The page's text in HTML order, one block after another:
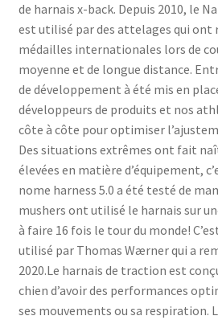
de harnais x-back. Depuis 2010, le
est utilisé par des attelages qui ont
médailles internationales lors de
moyenne et de longue distance.
de développement à été mis en
développeurs de produits et nos
côte à côte pour optimiser
Des situations extrêmes ont fait
élevées en matière d’équipement,
nome harness 5.0 a été testé de
mushers ont utilisé le harnais sur
à faire 16 fois le tour du monde!
utilisé par Thomas Wærner qui a
2020.Le harnais de traction est
chien d’avoir des performances
ses mouvements ou sa respiration.